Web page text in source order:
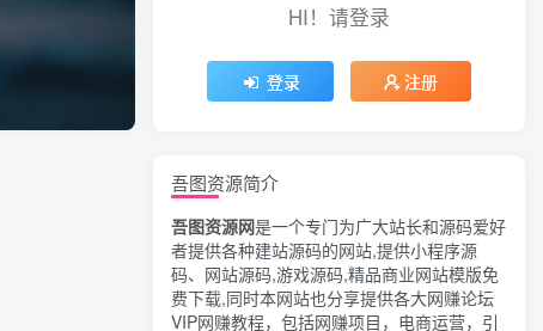
HI！请登录
登录 注册
HI！请登录
登录 注册
吾图资源简介
吾图资源网是一个专门为广大站长和源码爱好
者提供各种建站源码的网站,提供小程序源
码、网站源码,游戏源码,精品商业网站模版免
费下载,同时本网站也分享提供各大网赚论坛
VIP网赚教程，包括网赚项目，电商运营，引